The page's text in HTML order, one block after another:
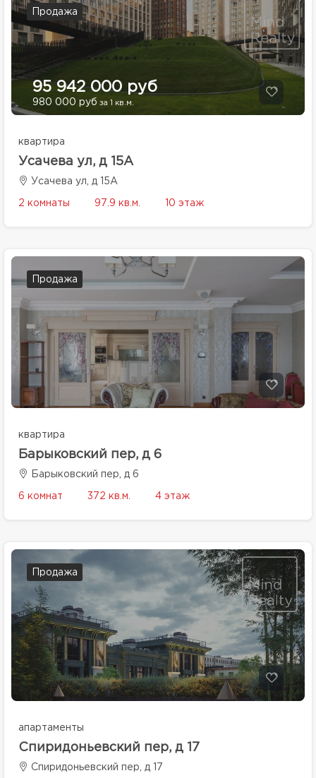
Продажа
95 942 000 руб
980 000 руб за 1 кв.м.
квартира
Усачева ул, д 15А
Усачева ул, д 15А
2 комнаты 97.9 кв.м. 10 этаж
Продажа
квартира
Барыковский пер, д 6
Барыковский пер, д 6
6 комнат 372 кв.м. 4 этаж
Продажа
апартаменты
Спиридоньевский пер, д 17
Спиридоньевский пер, д 17